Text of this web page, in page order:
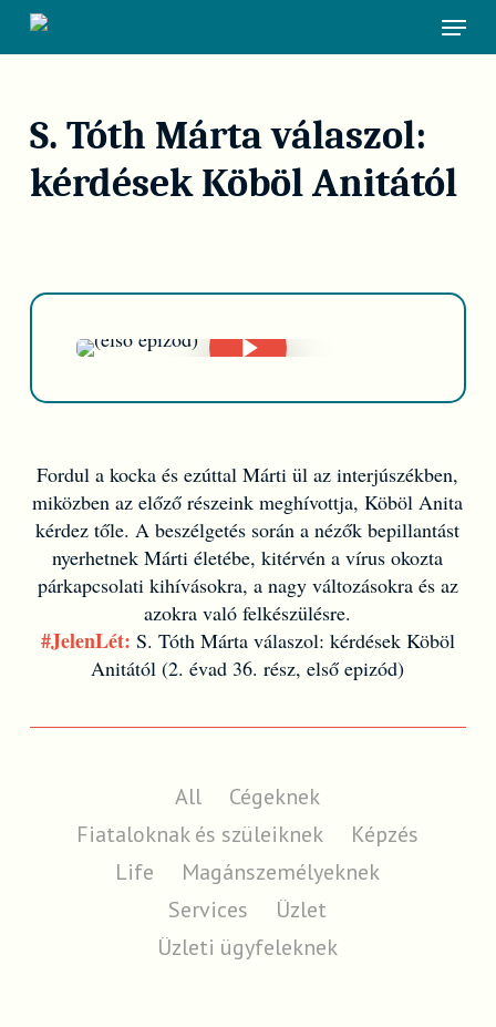
Skip
Menu
S. Tóth Márta válaszol:
kérdések Köböl Anitától
Play Video
Fordul a kocka és ezúttal Márti ül az interjúszékben,
miközben az előző részeink meghívottja, Köböl Anita
kérdez tőle. A beszélgetés során a nézők bepillantást
nyerhetnek Márti életébe, kitérvén a vírus okozta
párkapcsolati kihívásokra, a nagy változásokra és az
azokra való felkészülésre.
#JelenLét: S. Tóth Márta válaszol: kérdések Köböl
Anitától (2. évad 36. rész, első epizód)
All
Cégeknek
Fiataloknak és szüleiknek
Képzés
Life
Magánszemélyeknek
Services
Üzlet
Üzleti ügyfeleknek